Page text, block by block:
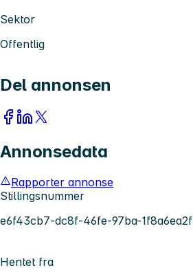
Sektor
Offentlig
Del annonsen
Annonsedata
Rapporter annonse
Stillingsnummer
e6f43cb7-dc8f-46fe-97ba-
Hentet fra